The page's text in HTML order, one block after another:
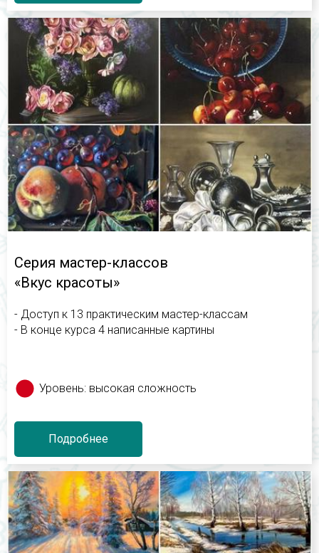
Серия мастер-классов
«Вкус красоты»
- Доступ к 13 практическим мастер-классам
- В конце курса 4 написанные картины
Уровень: высокая сложность
Подробнее